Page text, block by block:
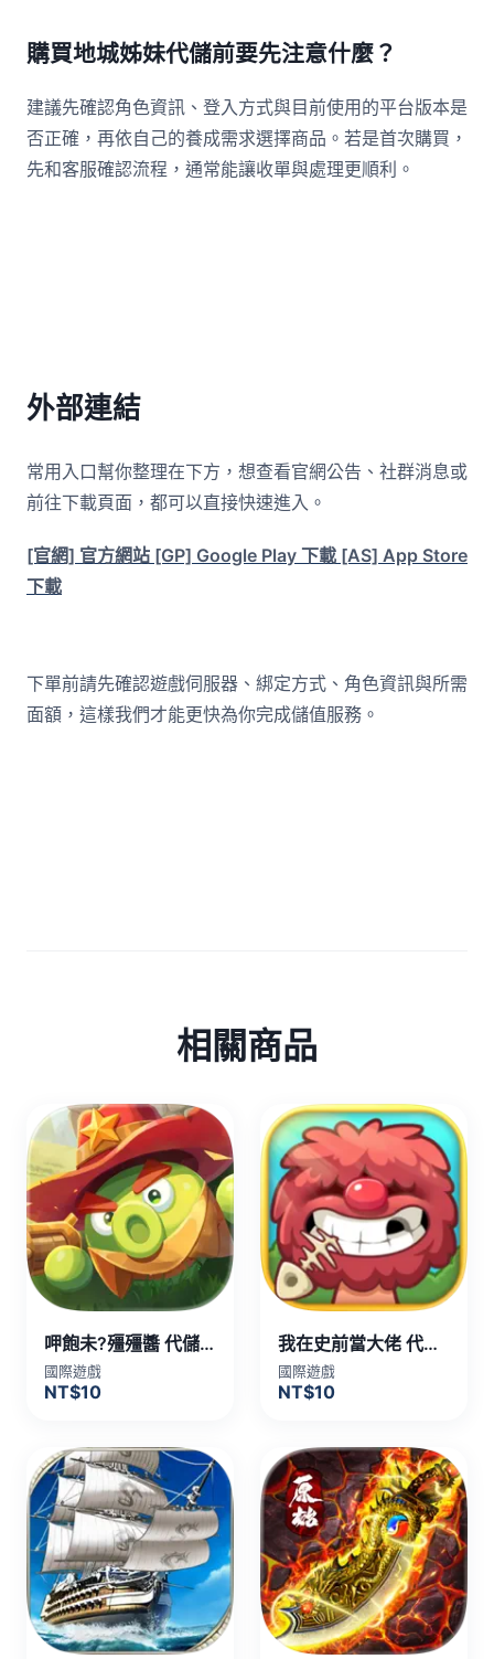
購買地城姊妹代儲前要先注意什麼？
建議先確認角色資訊、登入方式與目前使用的平台版本是
否正確，再依自己的養成需求選擇商品。若是首次購買，
先和客服確認流程，通常能讓收單與處理更順利。
外部連結
常用入口幫你整理在下方，想查看官網公告、社群消息或
前往下載頁面，都可以直接快速進入。
[官網] 官方網站 [GP] Google Play 下載 [AS] App Store
下載
下單前請先確認遊戲伺服器、綁定方式、角色資訊與所需
面額，這樣我們才能更快為你完成儲值服務。
相關商品
呷飽未?殭殭醬 代儲值
國際遊戲
NT$10
我在史前當大佬 代儲值
國際遊戲
NT$10